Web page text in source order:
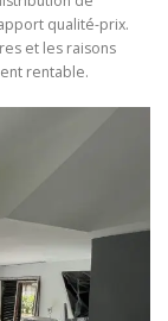
qualité-prix.
et les raisons
rentable.